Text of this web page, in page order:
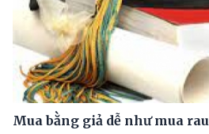
Mua bằng giả dễ như mua rau